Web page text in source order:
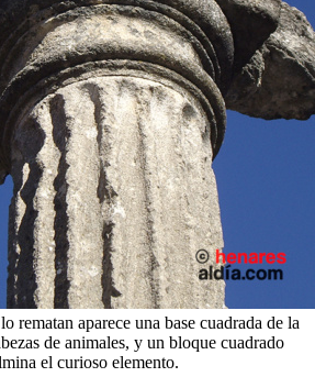
rematan aparece una base cuadrada de la
de animales, y un bloque cuadrado
el curioso elemento.